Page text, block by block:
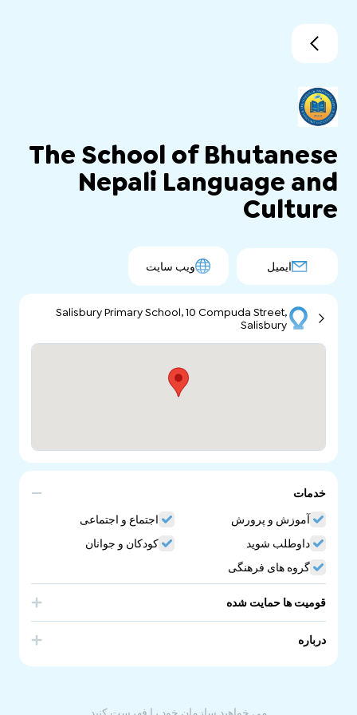
The School of Bhutanese
Nepali Language and
Culture
ایمیل ویب سایت
Salisbury Primary School, 10 Compuda Street,
Salisbury
خدمات
آموزش و پرورش
اجتماع و اجتماعی
داوطلب شوید
کودکان و جوانان
گروه های فرهنگی
قومیت ها حمایت شده
درباره